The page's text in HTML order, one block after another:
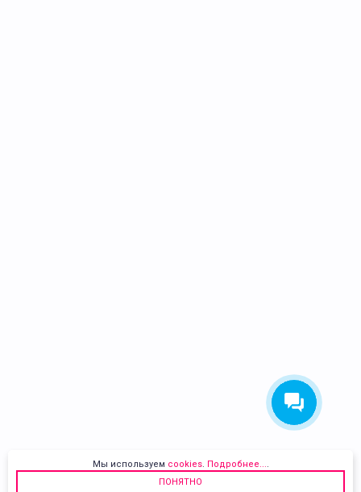
Мы используем cookies. Подробнее....
ПОНЯТНО